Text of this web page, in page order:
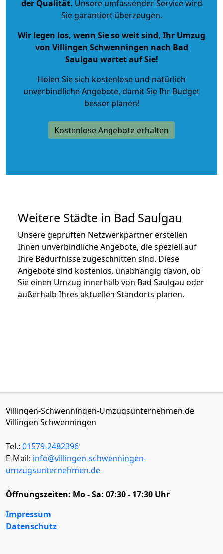
der Qualität. Unsere umfassender Service wird
Sie garantiert überzeugen.
Wir legen los, wenn Sie so weit sind, Ihr Umzug
von Villingen Schwenningen nach Bad
Saulgau wartet auf Sie!
Holen Sie sich kostenlose und natürlich
unverbindliche Angebote, damit Sie Ihr Budget
besser planen!
Kostenlose Angebote erhalten
Weitere Städte in Bad Saulgau
Unsere geprüften Netzwerkpartner erstellen
Ihnen unverbindliche Angebote, die speziell auf
Ihre Bedürfnisse zugeschnitten sind. Diese
Angebote sind kostenlos, unabhängig davon, ob
Sie einen Umzug innerhalb von Bad Saulgau oder
außerhalb Ihres aktuellen Standorts planen.
Villingen-Schwenningen-Umzugsunternehmen.de
Villingen Schwenningen
Tel.: 01579-2482396
E-Mail: info@villingen-schwenningen-
umzugsunternehmen.de
Öffnungszeiten: Mo - Sa: 07:30 - 17:30 Uhr
Impressum
Datenschutz